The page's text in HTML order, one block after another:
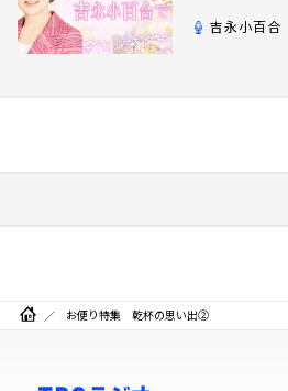
吉永小百合
お便り特集 乾杯の思い出②